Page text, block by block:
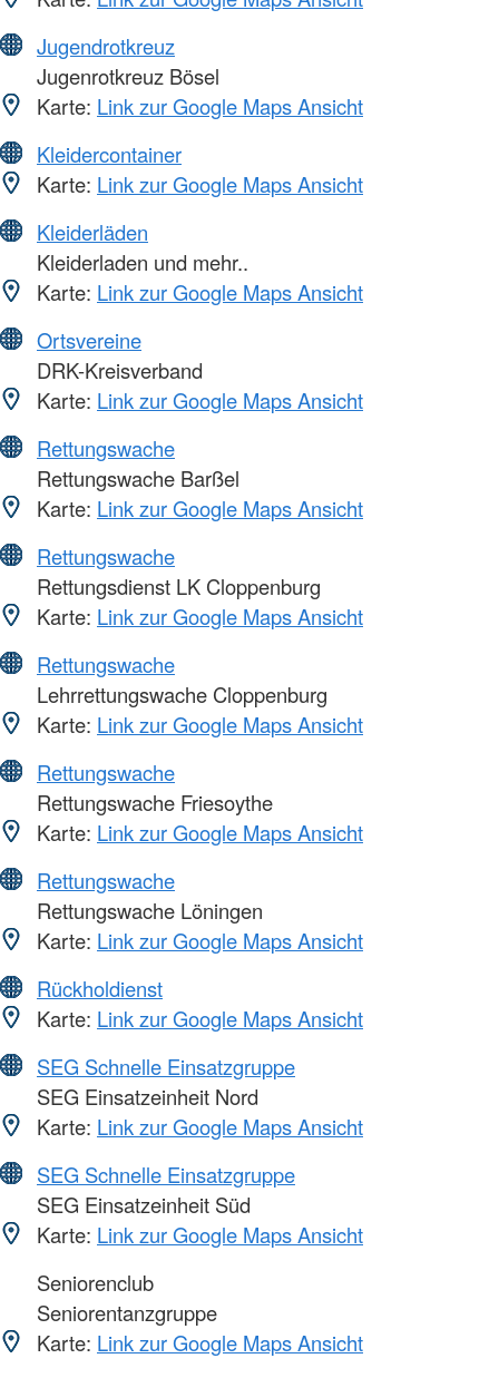
Jugendrotkreuz
Jugenrotkreuz Bösel
Karte: Link zur Google Maps Ansicht
Kleidercontainer
Karte: Link zur Google Maps Ansicht
Kleiderläden
Kleiderladen und mehr..
Karte: Link zur Google Maps Ansicht
Ortsvereine
DRK-Kreisverband
Karte: Link zur Google Maps Ansicht
Rettungswache
Rettungswache Barßel
Karte: Link zur Google Maps Ansicht
Rettungswache
Rettungsdienst LK Cloppenburg
Karte: Link zur Google Maps Ansicht
Rettungswache
Lehrrettungswache Cloppenburg
Karte: Link zur Google Maps Ansicht
Rettungswache
Rettungswache Friesoythe
Karte: Link zur Google Maps Ansicht
Rettungswache
Rettungswache Löningen
Karte: Link zur Google Maps Ansicht
Rückholdienst
Karte: Link zur Google Maps Ansicht
SEG Schnelle Einsatzgruppe
SEG Einsatzeinheit Nord
Karte: Link zur Google Maps Ansicht
SEG Schnelle Einsatzgruppe
SEG Einsatzeinheit Süd
Karte: Link zur Google Maps Ansicht
Seniorenclub
Seniorentanzgruppe
Karte: Link zur Google Maps Ansicht